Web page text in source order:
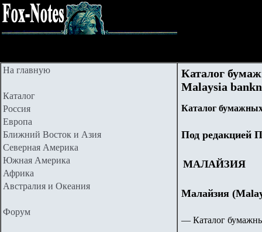
На главную
Каталог
Россия
Европа
Ближний Восток и Азия
Северная Америка
Южная Америка
Африка
Австралия и Океания
Форум
Каталог
Malaysia
Каталог
Под редакцией
МАЛАЙЗИЯ
Малайзия
— Каталог